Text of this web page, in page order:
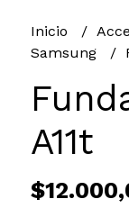
Inicio
Samsung
A11t